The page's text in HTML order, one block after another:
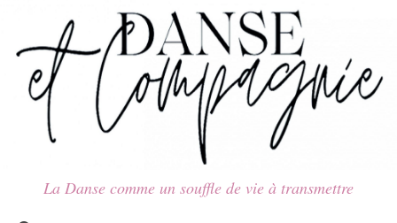
La Danse comme un souffle de vie à transmettre